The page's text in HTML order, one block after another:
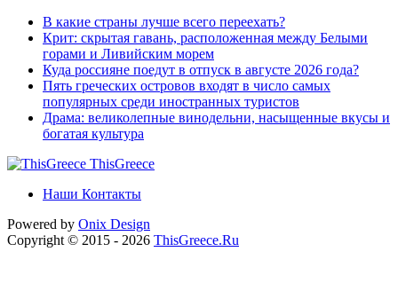
В какие страны лучше всего переехать?
Крит: скрытая гавань, расположенная между Белыми
горами и Ливийским морем
Куда россияне поедут в отпуск в августе 2026 года?
Пять греческих островов входят в число самых
популярных среди иностранных туристов
Драма: великолепные винодельни, насыщенные вкусы и
богатая культура
ThisGreece
Наши Контакты
Powered by Onix Design
Copyright © 2015 - 2026 ThisGreece.Ru